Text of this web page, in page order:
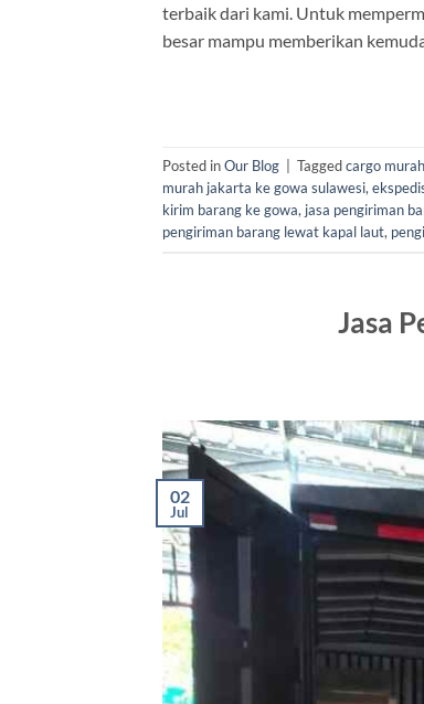
terbaik dari kami. Untuk
besar mampu memberikan
Posted inOur Blog Taggedcargo murah
murah jakarta ke gowa sulawesi,
kirim barang ke gowa, jasa pengiriman
pengiriman barang lewat kapal laut,
Jasa
02
Jul